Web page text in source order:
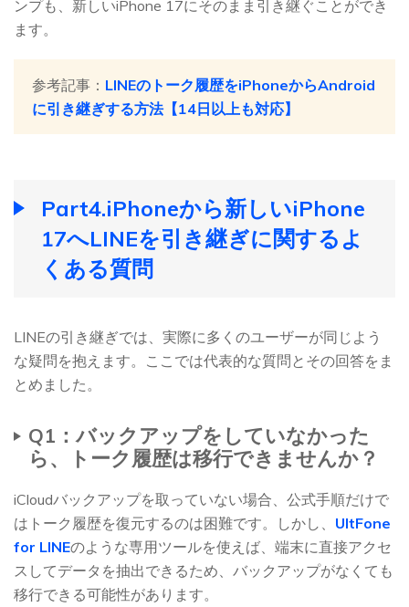
ンプも、新しいiPhone 17にそのまま引き継ぐことができ
ます。
参考記事： LINEのトーク履歴をiPhoneからAndroid
に引き継ぎする方法【14日以上も対応】
Part4.iPhoneから新しいiPhone
17へLINEを引き継ぎに関するよ
くある質問
LINEの引き継ぎでは、実際に多くのユーザーが同じよう
な疑問を抱えます。ここでは代表的な質問とその回答をま
とめました。
Q1：バックアップをしていなかった
ら、トーク履歴は移行できませんか？
iCloudバックアップを取っていない場合、公式手順だけで
はトーク履歴を復元するのは困難です。しかし、 UltFone
for LINEのような専用ツールを使えば、端末に直接アクセ
スしてデータを抽出できるため、バックアップがなくても
移行できる可能性があります。